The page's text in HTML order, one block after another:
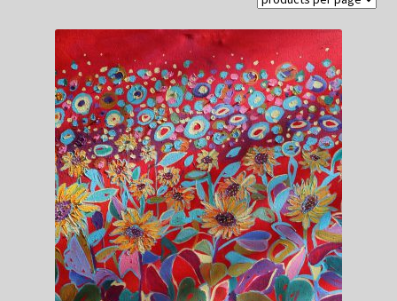
Obrazy abstrakcyjne
Tarot
Wabi sabi
Aukcja
O mnie
Rozwiń
menu
potomne
GalleryStore